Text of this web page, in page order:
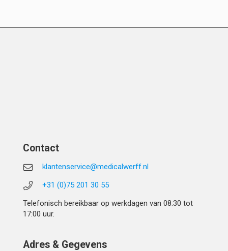
Contact
klantenservice@medicalwerff.nl
+31 (0)75 201 30 55
Telefonisch bereikbaar op werkdagen van 08:30 tot
17:00 uur.
Adres & Gegevens